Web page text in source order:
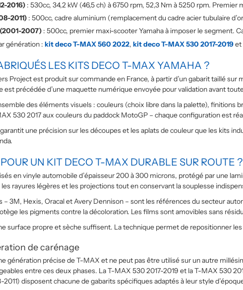
2016) : 530cc, 34,2 kW (46,5 ch) à 6750 rpm, 52,3 Nm à 5250 rpm.
2011) : 500cc, cadre aluminium (remplacement du cadre acier tubulaire
2007) : 500cc, premier maxi-scooter Yamaha à imposer le segment.
génération : kit deco T-MAX 560 2022, kit deco T-MAX 530 2017-2019et
LES KITS DECO T-MAX YAMAHA ?
Project est produit sur commande en France, à partir d’un gabarit taillé
est précédée d’une maquette numérique envoyée pour validation avant
des éléments visuels : couleurs (choix libre dans la palette),
530 2017 aux couleurs du paddock MotoGP – chaque configuration est
une précision sur les découpes et les aplats de couleur que les kits
UN KIT DECO T-MAX DURABLE SUR ROUTE ?
en vinyle automobile d’épaisseur 200 à 300 microns, protégé par une
rayures légères et les projections tout en conservant la souplesse
– 3M, Hexis, Oracal et Avery Dennison – sont les références du secteur
les pigments contre la décoloration. Les films sont amovibles sans
surface propre et sèche suffisent. La technique permet de repositionner
de carénage
génération précise de T-MAX et ne peut pas être utilisé sur un autre
entre ces deux phases. La T-MAX 530 2017-2019 et la T-MAX 530
disposent chacune de gabarits spécifiques adaptés à leur style